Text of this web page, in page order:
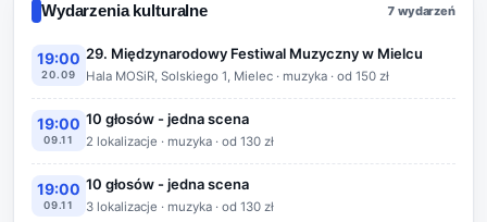
Wydarzenia kulturalne 7 wydarzeń
19:00
20.09
29. Międzynarodowy Festiwal Muzyczny w Mielcu
Hala MOSiR, Solskiego 1, Mielec · muzyka · od 150 zł
19:00
09.11
10 głosów - jedna scena
2 lokalizacje · muzyka · od 130 zł
19:00
09.11
10 głosów - jedna scena
3 lokalizacje · muzyka · od 130 zł